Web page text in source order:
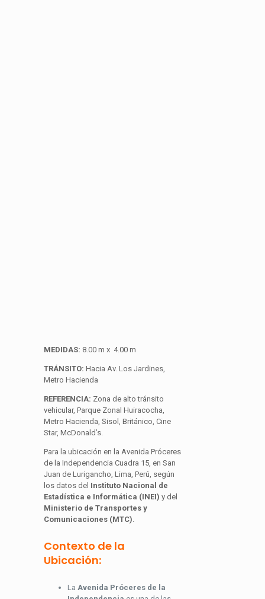
MEDIDAS: 8.00 m x 4.00 m
TRÁNSITO: Hacia Av. Los Jardines,
Metro Hacienda
REFERENCIA: Zona de alto tránsito
vehicular, Parque Zonal Huiracocha,
Metro Hacienda, Sisol, Británico, Cine
Star, McDonald’s.
Para la ubicación en la Avenida Próceres
de la Independencia Cuadra 15, en San
Juan de Lurigancho, Lima, Perú, según
los datos del Instituto Nacional de
Estadística e Informática (INEI) y del
Ministerio de Transportes y
Comunicaciones (MTC).
Contexto de la
Ubicación:
La Avenida Próceres de la